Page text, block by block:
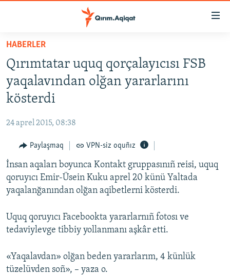
Esas
qaytmaq
Baş
navigatsiyağa
qaytmaq
Qıdıruvğa
qaytmaq
SİYASET
İQTİSADİYAT
MEDENİYET
İNSAN AQLARI
VİDEO
SÜRET
FİKİR
Українською
HABERLER
Qırımtatar uquq qorçalayıcısı FSB
yaqalavından olğan yararlarını
kösterdi
24 aprel 2015, 08:38
Paylaşmaq VPN-siz oquñız
İnsan aqaları boyunca Kontakt gruppasınıñ reisi, uquq
qoruyıcı Emir-Üsein Kuku aprel 20 künü Yaltada
yaqalanğanından olğan aqibetlerni kösterdi.
Uquq qoruyıcı Facebookta yararlarnıñ fotosı ve
tedaviylevge tibbiy yollanmanı aşkâr etti.
«Yaqalavdan» olğan beden yararlarım, 4 künlük
tüzelüvden soñ», – yaza o.